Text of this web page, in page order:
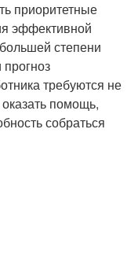
приоритетные
эффективной
степени
требуются не
помощь,
собраться